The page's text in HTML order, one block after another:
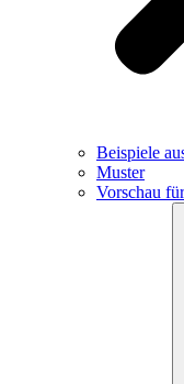
Beispiele
Muster
Vorschau